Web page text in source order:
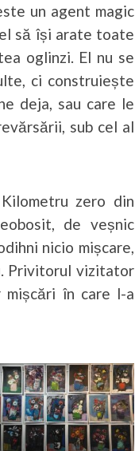
un agent magic
să își arate toate
oglinzi. El nu se
ci construiește
deja, sau care le
sub cel al
zero din
de veșnic
nicio mișcare,
Privitorul vizitator
mișcări în care l-a